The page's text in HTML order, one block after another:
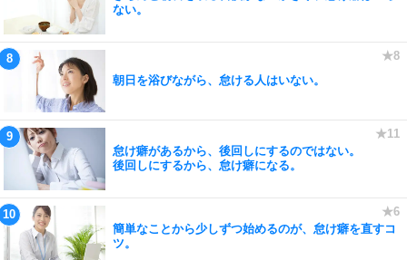
ない。
朝日を浴びながら、怠ける人はいない。
怠け癖があるから、後回しにするのではない。
後回しにするから、怠け癖になる。
簡単なことから少しずつ始めるのが、怠け癖を直すコ
ツ。